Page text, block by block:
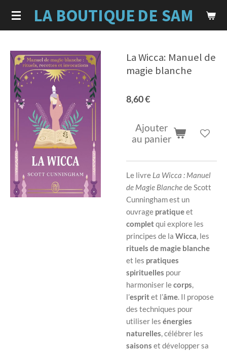
Passer
au
LA BOUTIQUE DE SAM
La Wicca: Manuel de
magie blanche
8,60 €
Ajouter
au panier
Le livre La Wicca : Manuel
de Magie Blanchede Scott
Cunningham est un
ouvrage pratiqueet
completqui explore les
principes de la Wicca, les
rituels de magie blanche
et les pratiques
spirituelles pour
harmoniser lecorps,
l’espritet l’âme. Il propose
des techniques pour
utiliser les énergies
naturelles, célébrer les
saisons et développer sa